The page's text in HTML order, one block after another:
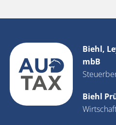
Biehl,
mbB
Biehl